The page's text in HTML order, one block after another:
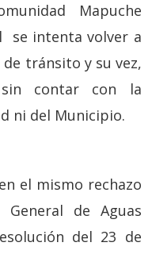
Mapuche
se intenta volver a
tránsito y su vez,
contar con la
ni del Municipio.
mismo rechazo
de Aguas
del 23 de